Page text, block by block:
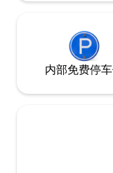
内部免费停